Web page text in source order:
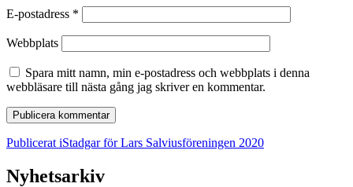
E-postadress *
Webbplats
Spara mitt namn, min e-postadress och webbplats i denna
webbläsare till nästa gång jag skriver en kommentar.
Inläggsnavigering
Publicerat iStadgar för Lars Salviusföreningen 2020
Nyhetsarkiv